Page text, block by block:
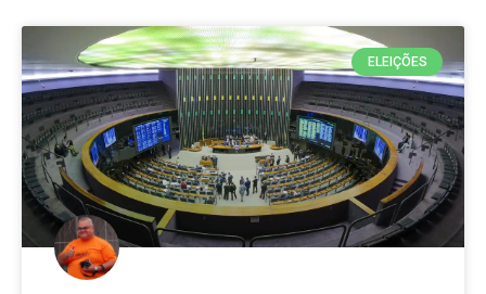
ELEIÇÕES